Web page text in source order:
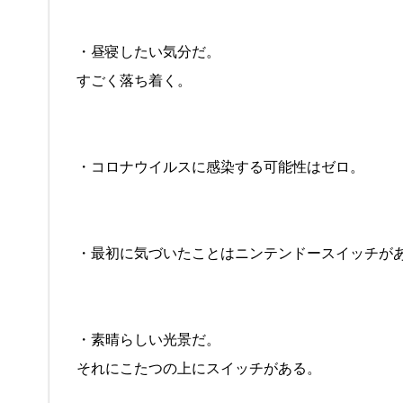
・昼寝したい気分だ。
すごく落ち着く。
・コロナウイルスに感染する可能性はゼロ。
・最初に気づいたことはニンテンドースイッチが
・素晴らしい光景だ。
それにこたつの上にスイッチがある。